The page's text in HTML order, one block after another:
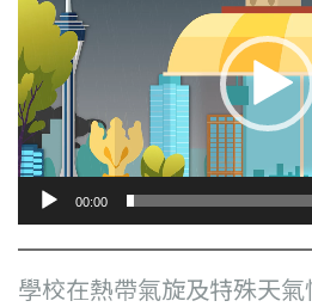
放
器
00:00
學校在熱帶氣旋及特殊天